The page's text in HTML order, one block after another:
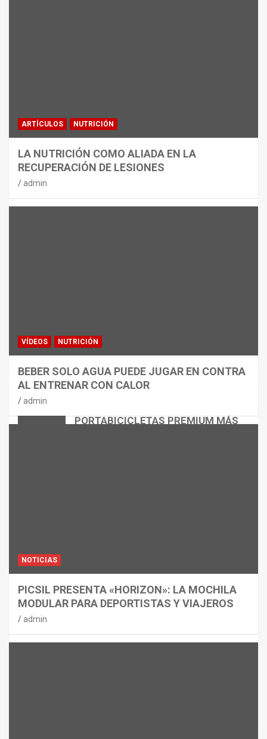
PORTABICICLETAS PREMIUM MÁS
ARTÍCULOS NUTRICIÓN
LA NUTRICIÓN COMO ALIADA EN LA
RECUPERACIÓN DE LESIONES
admin
VÍDEOS NUTRICIÓN
BEBER SOLO AGUA PUEDE JUGAR EN CONTRA
AL ENTRENAR CON CALOR
admin
NOTICIAS
PICSIL PRESENTA «HORIZON»: LA MOCHILA
MODULAR PARA DEPORTISTAS Y VIAJEROS
admin